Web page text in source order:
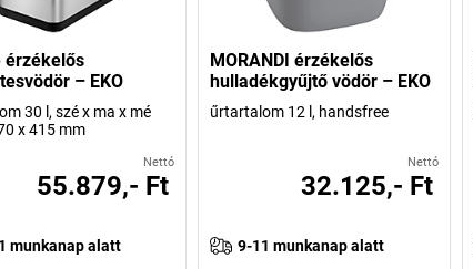
érzékelős
– EKO
30 l, szé x ma x mé
x 415 mm
Nettó
55.879,- Ft
munkanap alatt
MORANDI érzékelős
hulladékgyűjtő vödör – EKO
űrtartalom 12 l, handsfree
Nettó
32.125,- Ft
9-11 munkanap alatt